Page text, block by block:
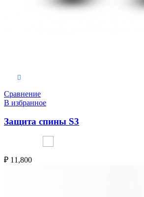
Сравнение
В избранное
Защита спины S3
₽ 11,800